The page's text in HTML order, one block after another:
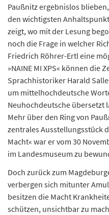
Paußnitz ergebnislos
den wichtigsten
zeigt, wo mit der Lesung
noch die Frage in welcher
Friedrich Röhrer-Ertl eine
»NAINE MI XPS« können
Sprachhistoriker Harald
um mittelhochdeutsche
Neuhochdeutsche übersetzt
Mehr über den Ring von
zentrales Ausstellungsstück
Macht« war er vom 30
im Landesmuseum zu
Doch zurück zum
verbergen sich mitunter
besitzen die Macht
schützen, unsichtbar zu